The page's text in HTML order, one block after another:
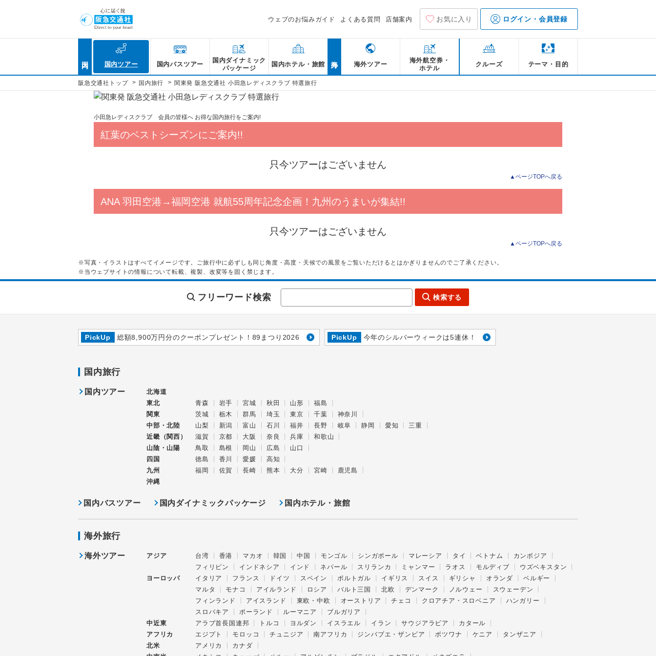
ウェブのお悩みガイド よくある質問 店舗案内 お気に入り ログイン・会員登録
国内ツアー 国内バスツアー
国内ダイナミック
パッケージ
国内ホテル・旅館 海外ツアー
海外航空券・
ホテル
クルーズ テーマ・目的
阪急交通社トップ > 国内旅行 > 関東発 阪急交通社 小田急レディスクラブ 特選旅行
小田急レディスクラブ 会員の皆様へ お得な国内旅行をご案内!
紅葉のベストシーズンにご案内!!
只今ツアーはございません
▲ページTOPへ戻る
ANA 羽田空港→福岡空港 就航55周年記念企画！九州のうまいが集結!!
只今ツアーはございません
▲ページTOPへ戻る
※写真・イラストはすべてイメージです。ご旅行中に必ずしも同じ角度・高度・天候での風景をご覧いただけるとはかぎりませんのでご了承ください。
※当ウェブサイトの情報について転載、複製、改変等を固く禁じます。
フリーワード検索 検索する
PickUp 総額8,900万円分のクーポンプレゼント！89まつり2026 PickUp 今年のシルバーウィークは5連休！
国内旅行
国内ツアー
北海道
東北
青森 岩手 宮城 秋田 山形
福島
関東
茨城 栃木 群馬 埼玉 東京 千葉
神奈川
中部・北陸
山梨 新潟 富山 石川 福井 長野 岐阜 静岡 愛知
三重
近畿（関西）
滋賀 京都 大阪 奈良 兵庫
和歌山
山陰・山陽
鳥取 島根 岡山 広島
山口
四国
徳島 香川 愛媛
高知
九州
福岡 佐賀 長崎 熊本 大分 宮崎
鹿児島
沖縄
国内バスツアー 国内ダイナミックパッケージ 国内ホテル・旅館
海外旅行
海外ツアー アジア 台湾 香港 マカオ 韓国 中国 モンゴル シンガポール マレーシア タイ ベトナム
カンボジア
フィリピン
インドネシア インド ネパール スリランカ ミャンマー ラオス モルディブ
ウズベキスタン
ヨーロッパ
イタリア フランス ドイツ スペイン ポルトガル イギリス スイス ギリシャ オランダ
ベルギー
マルタ
モナコ アイルランド ロシア バルト三国 北欧 デンマーク ノルウェー
スウェーデン
フィンランド
アイスランド 東欧・中欧 オーストリア チェコ クロアチア・スロベニア
ハンガリー
スロバキア
ポーランド ルーマニア
ブルガリア
中近東
アラブ首長国連邦 トルコ ヨルダン イスラエル イラン サウジアラビア
カタール
アフリカ
エジプト モロッコ チュニジア 南アフリカ ジンバブエ・ザンビア ボツワナ ケニア
タンザニア
北米
アメリカ
カナダ